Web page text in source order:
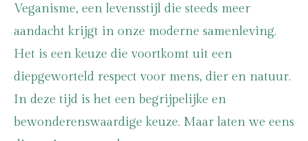
Veganisme, een levensstijl die steeds meer
aandacht krijgt in onze moderne samenleving.
Het is een keuze die voortkomt uit een
diepgeworteld respect voor mens, dier en natuur.
In deze tijd is het een begrijpelijke en
bewonderenswaardige keuze. Maar laten we eens